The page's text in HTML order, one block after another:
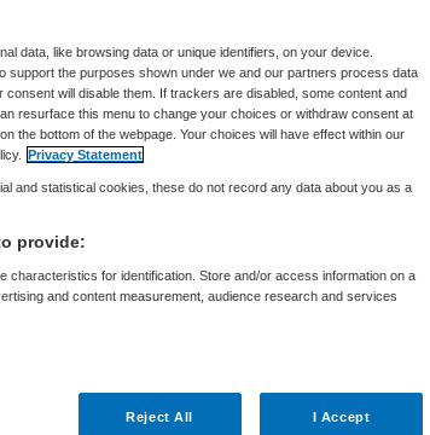
2014 ,12:19 40 keer gelezen
data, like browsing data or unique identifiers, on your device.
support the purposes shown under we and our partners process data
will disable them. If trackers are disabled, some content and
resurface this menu to change your choices or withdraw consent at
the bottom of the webpage. Your choices will have effect within our
Privacy Statement
and statistical cookies, these do not record any data about you as a
provide:
characteristics for identification. Store and/or access information on a
and content measurement, audience research and services
Reject All I Accept